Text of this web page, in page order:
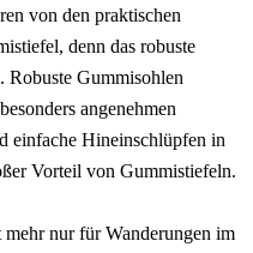
von den praktischen
denn das robuste
Robuste Gummisohlen
angenehmen
einfache Hineinschlüpfen in
Vorteil von Gummistiefeln.
nur für Wanderungen im